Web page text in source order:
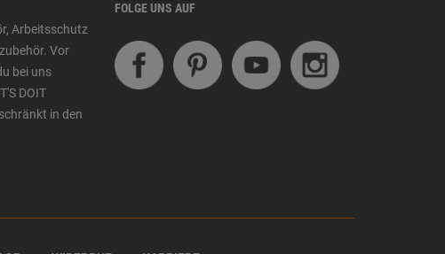
Arbeitsschutz
Vor
bei uns
DOIT
in den
FOLGE UNS AUF